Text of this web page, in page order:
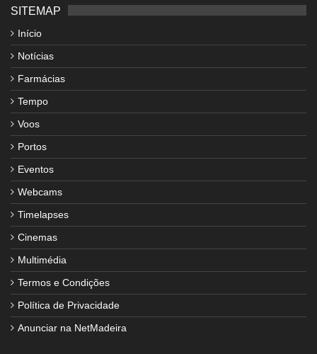
SITEMAP
Início
Notícias
Farmácias
Tempo
Voos
Portos
Eventos
Webcams
Timelapses
Cinemas
Multimédia
Termos e Condições
Política de Privacidade
Anunciar na NetMadeira